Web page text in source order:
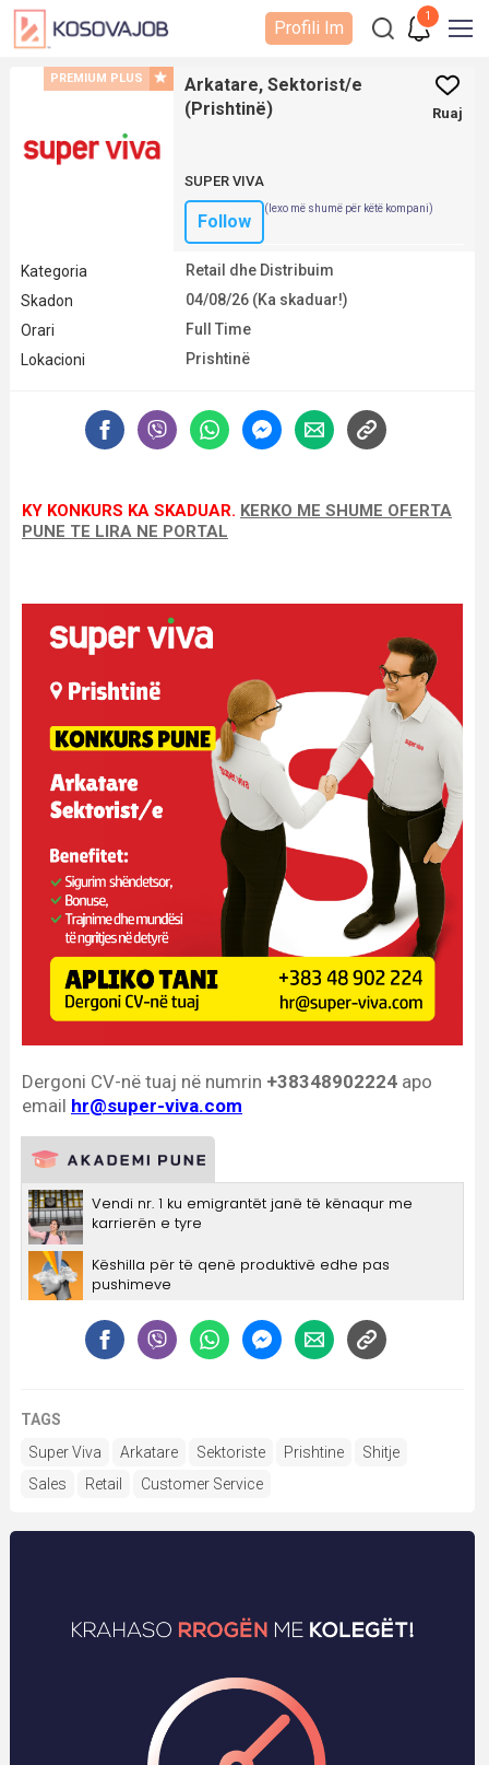
1
Profili Im
PREMIUM PLUS
Arkatare, Sektorist/e
(Prishtinë)
Ruaj
SUPER VIVA
Follow
(lexo më shumë për këtë kompani)
Kategoria
Retail dhe Distribuim
Skadon
04/08/26 (Ka skaduar!)
Orari
Full Time
Lokacioni
Prishtinë
TAGS
Super Viva
Arkatare Sektoriste Prishtine
Shitje
Sales
Retail Customer Service